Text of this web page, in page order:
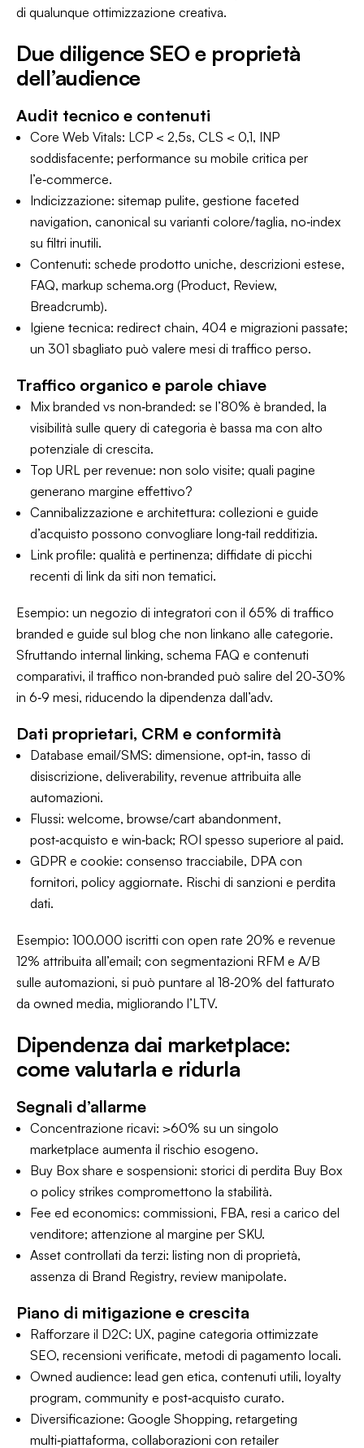
di qualunque ottimizzazione creativa.
Due diligence SEO e proprietà
dell’audience
Audit tecnico e contenuti
Core Web Vitals: LCP < 2,5s, CLS < 0,1, INP
soddisfacente; performance su mobile critica per
l’e‑commerce.
Indicizzazione: sitemap pulite, gestione faceted
navigation, canonical su varianti colore/taglia, no‐index
su filtri inutili.
Contenuti: schede prodotto uniche, descrizioni estese,
FAQ, markup schema.org (Product, Review,
Breadcrumb).
Igiene tecnica: redirect chain, 404 e migrazioni passate;
un 301 sbagliato può valere mesi di traffico perso.
Traffico organico e parole chiave
Mix branded vs non‑branded: se l’80% è branded, la
visibilità sulle query di categoria è bassa ma con alto
potenziale di crescita.
Top URL per revenue: non solo visite; quali pagine
generano margine effettivo?
Cannibalizzazione e architettura: collezioni e guide
d’acquisto possono convogliare long‑tail redditizia.
Link profile: qualità e pertinenza; diffidate di picchi
recenti di link da siti non tematici.
Esempio: un negozio di integratori con il 65% di traffico
branded e guide sul blog che non linkano alle categorie.
Sfruttando internal linking, schema FAQ e contenuti
comparativi, il traffico non‑branded può salire del 20‑30%
in 6‑9 mesi, riducendo la dipendenza dall’adv.
Dati proprietari, CRM e conformità
Database email/SMS: dimensione, opt‑in, tasso di
disiscrizione, deliverability, revenue attribuita alle
automazioni.
Flussi: welcome, browse/cart abandonment,
post‑acquisto e win‑back; ROI spesso superiore al paid.
GDPR e cookie: consenso tracciabile, DPA con
fornitori, policy aggiornate. Rischi di sanzioni e perdita
dati.
Esempio: 100.000 iscritti con open rate 20% e revenue
12% attribuita all’email; con segmentazioni RFM e A/B
sulle automazioni, si può puntare al 18‑20% del fatturato
da owned media, migliorando l’LTV.
Dipendenza dai marketplace:
come valutarla e ridurla
Segnali d’allarme
Concentrazione ricavi: >60% su un singolo
marketplace aumenta il rischio esogeno.
Buy Box share e sospensioni: storici di perdita Buy Box
o policy strikes compromettono la stabilità.
Fee ed economics: commissioni, FBA, resi a carico del
venditore; attenzione al margine per SKU.
Asset controllati da terzi: listing non di proprietà,
assenza di Brand Registry, review manipolate.
Piano di mitigazione e crescita
Rafforzare il D2C: UX, pagine categoria ottimizzate
SEO, recensioni verificate, metodi di pagamento locali.
Owned audience: lead gen etica, contenuti utili, loyalty
program, community e post‑acquisto curato.
Diversificazione: Google Shopping, retargeting
multi‑piattaforma, collaborazioni con retailer